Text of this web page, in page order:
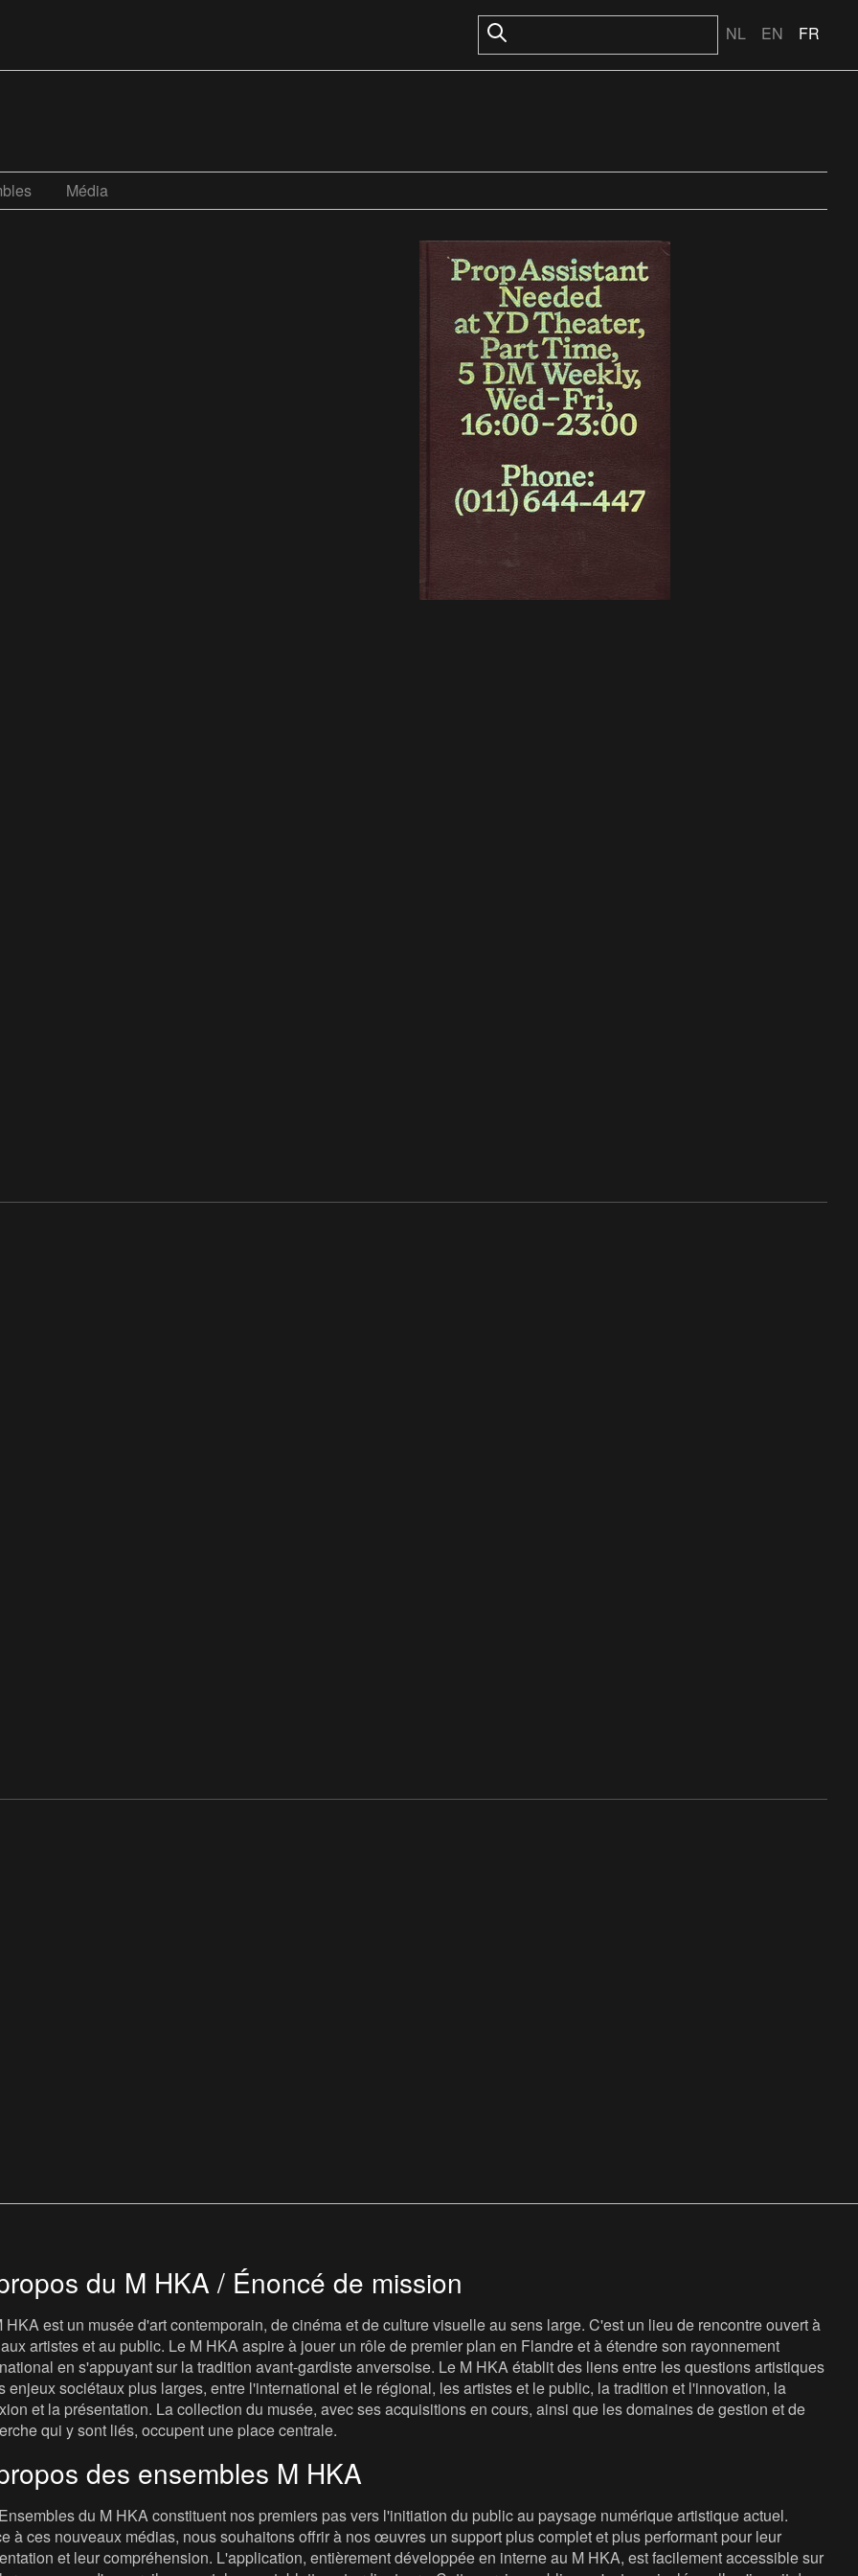
NL EN FR
Média
du M HKA / Énoncé de mission
HKA est un musée d'art contemporain, de cinéma et de culture visuelle au sens large. C'est un lieu de rencontre ouvert à
artistes et au public. Le M HKA aspire à jouer un rôle de premier plan en Flandre et à étendre son rayonnement
en s'appuyant sur la tradition avant-gardiste anversoise. Le M HKA établit des liens entre les questions artistiques
enjeux sociétaux plus larges, entre l'international et le régional, les artistes et le public, la tradition et l'innovation, la
et la présentation. La collection du musée, avec ses acquisitions en cours, ainsi que les domaines de gestion et de
qui y sont liés, occupent une place centrale.
des ensembles M HKA
du M HKA constituent nos premiers pas vers l'initiation du public au paysage numérique artistique actuel.
à ces nouveaux médias, nous souhaitons offrir à nos œuvres un support plus complet et plus performant pour leur
et leur compréhension. L'application, entièrement développée en interne au M HKA, est facilement accessible sur